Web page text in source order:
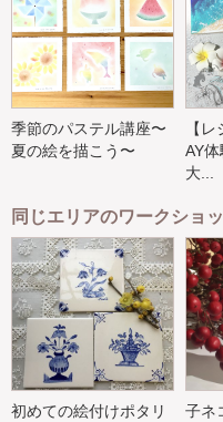
季節のパステル講座〜
夏の絵を描こう〜
【
AY体
大...
同じエリアのワークショ
初めての絵付けポタリ
子ネ